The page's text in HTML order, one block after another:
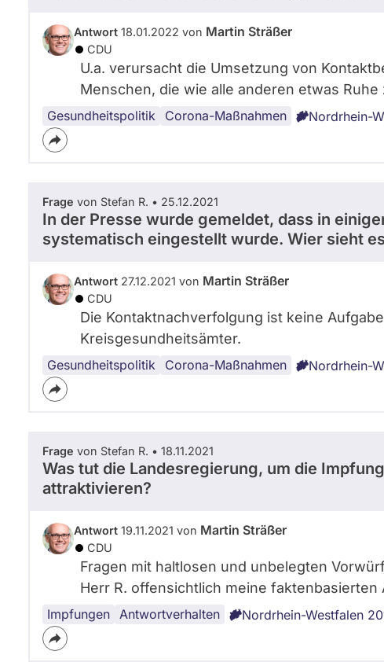
Antwort 18.01.2022 von Martin Sträßer
CDU
U.a. verursacht die Umsetzung von
Menschen, die wie alle anderen etwas
Gesundheitspolitik Corona-Maßnahmen
Corona-
Virus
Nordrhein-
Frage von Stefan R. • 25.12.2021
In der Presse wurde gemeldet, dass in
systematisch eingestellt wurde. Wier sieht
Antwort 27.12.2021 von Martin Sträßer
CDU
Die Kontaktnachverfolgung ist keine
Kreisgesundheitsämter.
Gesundheitspolitik Corona-Maßnahmen
Corona-
Virus
NRW Nordrhein-
Frage von Stefan R. • 18.11.2021
Was tut die Landesregierung, um die
attraktivieren?
Antwort 19.11.2021 von Martin Sträßer
CDU
Fragen mit haltlosen und unbelegten
Herr R. offensichtlich meine
Impfungen Antwortverhalten Nordrhein-Westfalen